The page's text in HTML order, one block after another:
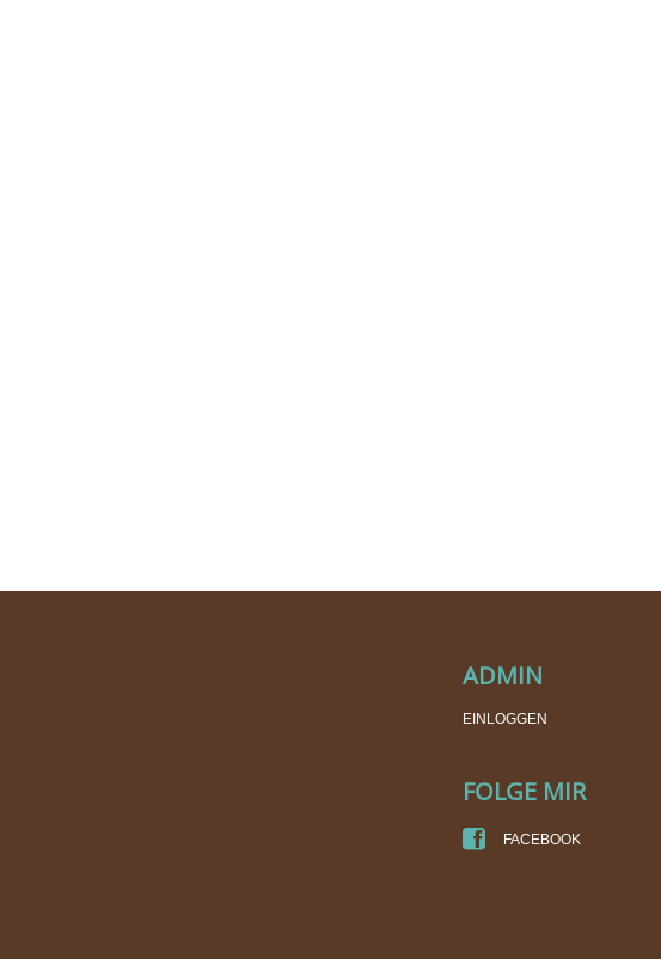
ADMIN
EINLOGGEN
FOLGE MIR
FACEBOOK